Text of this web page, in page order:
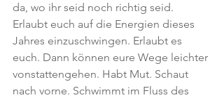
da, wo ihr seid noch richtig seid.
Erlaubt euch auf die Energien dieses
Jahres einzuschwingen. Erlaubt es
euch. Dann können eure Wege leichter
vonstattengehen. Habt Mut. Schaut
nach vorne. Schwimmt im Fluss des